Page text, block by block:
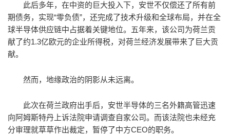
此后多年，在中资的巨大投入下，安世不仅偿还了所有前
期债务，实现“零负债”，还完成了技术升级和全球布局，并在全
球半导体供应链中占据着关键地位。五年来，该公司为荷兰贡
献了约1.3亿欧元的企业所得税，对荷兰经济发展带来了巨大贡
献。
然而，地缘政治的阴影从未远离。
此次在荷兰政府出手后，安世半导体的三名外籍高管迅速
向阿姆斯特丹上诉法院申请调查自家公司。而该法院也未经充
分审理就草草作出裁定，暂停了中方CEO的职务。